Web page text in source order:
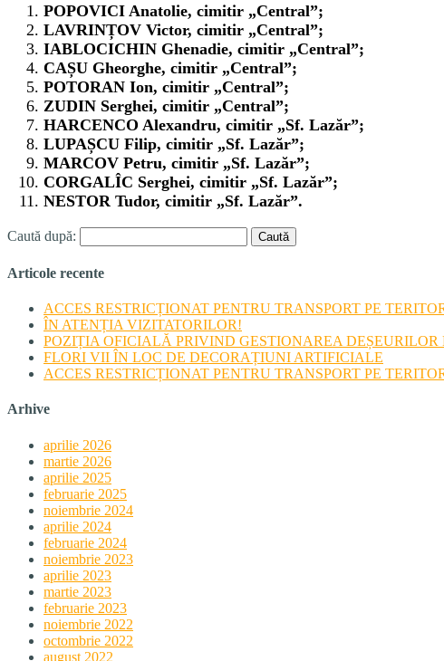
POPOVICI Anatolie, cimitir „Central”;
LAVRINȚOV Victor, cimitir „Central”;
IABLOCICHIN Ghenadie, cimitir „Central”;
CAȘU Gheorghe, cimitir „Central”;
POTORAN Ion, cimitir „Central”;
ZUDIN Serghei, cimitir „Central”;
HARCENCO Alexandru, cimitir „Sf. Lazăr”;
LUPAȘCU Filip, cimitir „Sf. Lazăr”;
MARCOV Petru, cimitir „Sf. Lazăr”;
CORGALÎC Serghei, cimitir „Sf. Lazăr”;
NESTOR Tudor, cimitir „Sf. Lazăr”.
Caută după:
Articole recente
ACCES RESTRICȚIONAT PENTRU TRANSPORT PE
ÎN ATENȚIA VIZITATORILOR!
POZIȚIA OFICIALĂ PRIVIND GESTIONAREA DEȘEURILOR
FLORI VII ÎN LOC DE DECORAȚIUNI ARTIFICIALE
ACCES RESTRICȚIONAT PENTRU TRANSPORT PE
Arhive
aprilie 2026
martie 2026
aprilie 2025
februarie 2025
noiembrie 2024
aprilie 2024
februarie 2024
noiembrie 2023
aprilie 2023
martie 2023
februarie 2023
noiembrie 2022
octombrie 2022
august 2022